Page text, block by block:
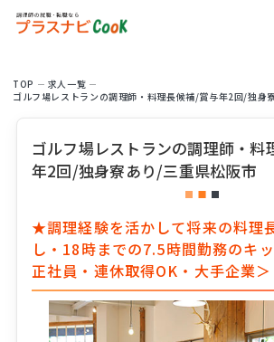
TOP
求⼈⼀覧
ゴルフ場レストランの調理師・料理長候補/賞与年2回/独身
ゴルフ場レストランの調理師・料
年2回/独身寮あり/三重県松阪市
★調理経験を活かして将来の料理
し・18時までの7.5時間勤務のキ
正社員・連休取得OK・大手企業＞